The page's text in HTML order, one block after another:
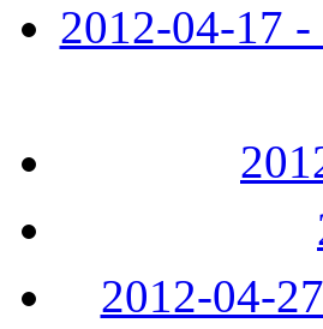
2012-04-17
2012-04-